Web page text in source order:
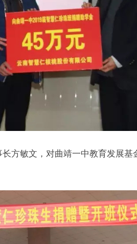
方敏文，对曲靖一中教育发展